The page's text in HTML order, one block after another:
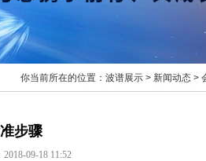
你当前所在的位置： 波谱展示 > 新闻动态 >
步骤
09-18 11:52